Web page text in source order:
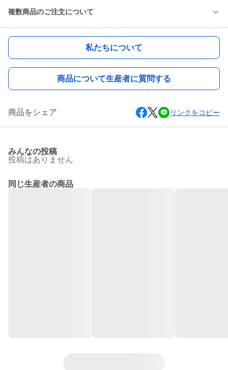
複数商品のご注文について
私たちについて
商品について生産者に質問する
商品をシェア リンクをコピー
みんなの投稿
投稿はありません
同じ生産者の商品